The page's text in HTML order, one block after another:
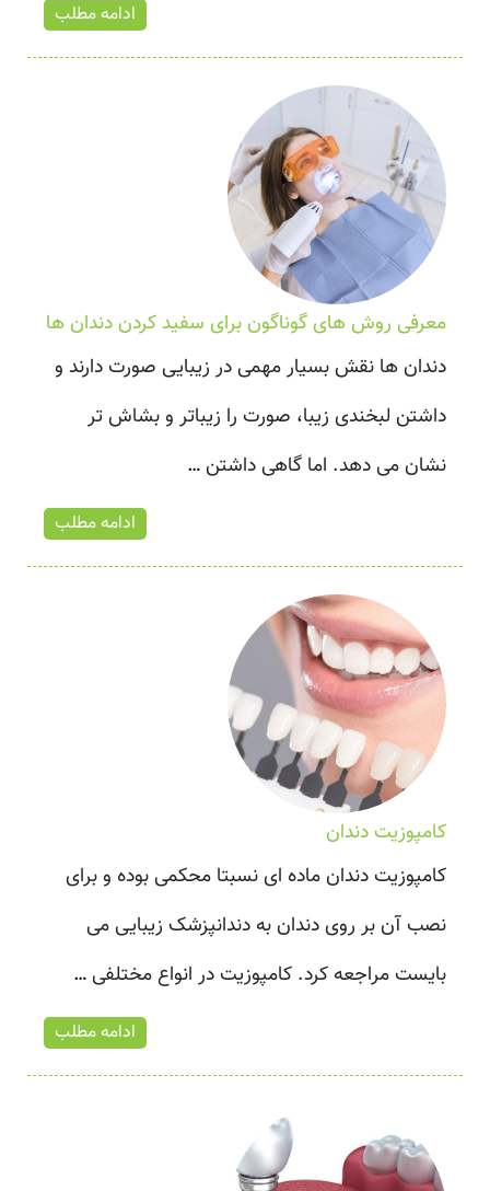
ادامه مطلب
معرفی روش های گوناگون برای سفید کردن دندان ها
دندان ها نقش بسیار مهمی در زیبایی صورت دارند و
داشتن لبخندی زیبا، صورت را زیباتر و بشاش تر
نشان می دهد. اما گاهی داشتن…
ادامه مطلب
کامپوزیت دندان
کامپوزیت دندان ماده ای نسبتا محکمی بوده و برای
نصب آن بر روی دندان به دندانپزشک زیبایی می
بایست مراجعه کرد. کامپوزیت در انواع مختلفی…
ادامه مطلب